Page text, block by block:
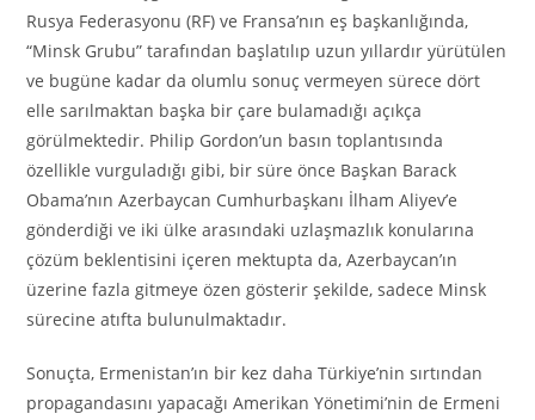
Rusya Federasyonu (RF) ve Fransa’nın eş başkanlığında,
“Minsk Grubu” tarafından başlatılıp uzun yıllardır yürütülen
ve bugüne kadar da olumlu sonuç vermeyen sürece dört
elle sarılmaktan başka bir çare bulamadığı açıkça
görülmektedir. Philip Gordon’un basın toplantısında
özellikle vurguladığı gibi, bir süre önce Başkan Barack
Obama’nın Azerbaycan Cumhurbaşkanı İlham Aliyev’e
gönderdiği ve iki ülke arasındaki uzlaşmazlık konularına
çözüm beklentisini içeren mektupta da, Azerbaycan’ın
üzerine fazla gitmeye özen gösterir şekilde, sadece Minsk
sürecine atıfta bulunulmaktadır.
Sonuçta, Ermenistan’ın bir kez daha Türkiye’nin sırtından
propagandasını yapacağı Amerikan Yönetimi’nin de Ermeni